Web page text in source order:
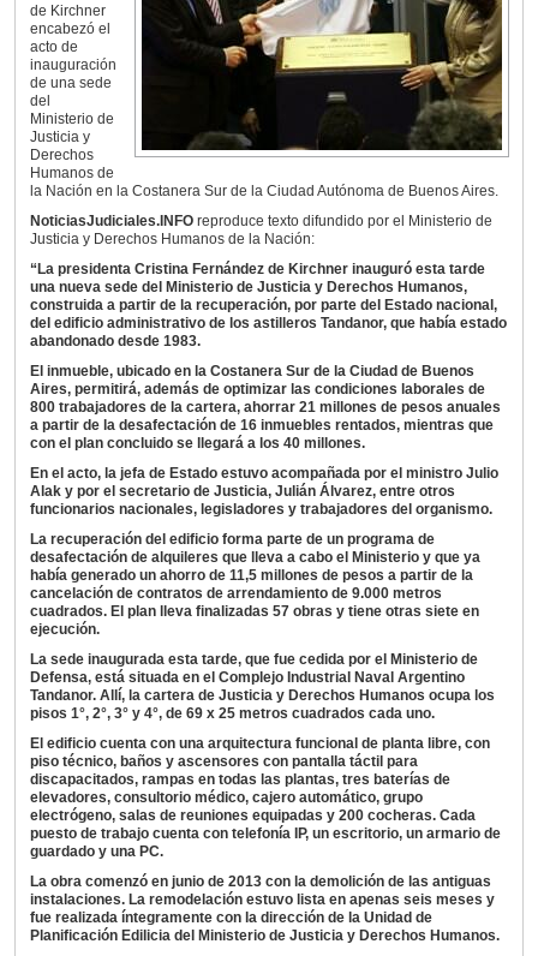
de Kirchner
encabezó el
acto de
inauguración
de una sede
del
Ministerio de
Justicia y
Derechos
Humanos de
la Nación en la Costanera Sur de la Ciudad Autónoma de Buenos Aires.
NoticiasJudiciales.INFO reproduce texto difundido por el Ministerio de
Justicia y Derechos Humanos de la Nación:
“La presidenta Cristina Fernández de Kirchner inauguró esta tarde
una nueva sede del Ministerio de Justicia y Derechos Humanos,
construida a partir de la recuperación, por parte del Estado nacional,
del edificio administrativo de los astilleros Tandanor, que había estado
abandonado desde 1983.
El inmueble, ubicado en la Costanera Sur de la Ciudad de Buenos
Aires, permitirá, además de optimizar las condiciones laborales de
800 trabajadores de la cartera, ahorrar 21 millones de pesos anuales
a partir de la desafectación de 16 inmuebles rentados, mientras que
con el plan concluido se llegará a los 40 millones.
En el acto, la jefa de Estado estuvo acompañada por el ministro Julio
Alak y por el secretario de Justicia, Julián Álvarez, entre otros
funcionarios nacionales, legisladores y trabajadores del organismo.
La recuperación del edificio forma parte de un programa de
desafectación de alquileres que lleva a cabo el Ministerio y que ya
había generado un ahorro de 11,5 millones de pesos a partir de la
cancelación de contratos de arrendamiento de 9.000 metros
cuadrados. El plan lleva finalizadas 57 obras y tiene otras siete en
ejecución.
La sede inaugurada esta tarde, que fue cedida por el Ministerio de
Defensa, está situada en el Complejo Industrial Naval Argentino
Tandanor. Allí, la cartera de Justicia y Derechos Humanos ocupa los
pisos 1°, 2°, 3° y 4°, de 69 x 25 metros cuadrados cada uno.
El edificio cuenta con una arquitectura funcional de planta libre, con
piso técnico, baños y ascensores con pantalla táctil para
discapacitados, rampas en todas las plantas, tres baterías de
elevadores, consultorio médico, cajero automático, grupo
electrógeno, salas de reuniones equipadas y 200 cocheras. Cada
puesto de trabajo cuenta con telefonía IP, un escritorio, un armario de
guardado y una PC.
La obra comenzó en junio de 2013 con la demolición de las antiguas
instalaciones. La remodelación estuvo lista en apenas seis meses y
fue realizada íntegramente con la dirección de la Unidad de
Planificación Edilicia del Ministerio de Justicia y Derechos Humanos.